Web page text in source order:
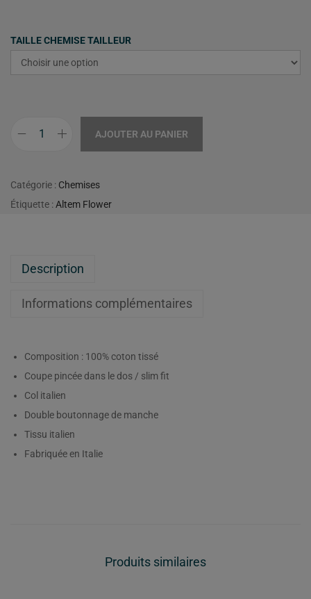
TAILLE CHEMISE TAILLEUR
AJOUTER AU PANIER
Catégorie : Chemises
Étiquette : Altem Flower
Description
Informations complémentaires
Composition : 100% coton tissé
Coupe pincée dans le dos / slim fit
Col italien
Double boutonnage de manche
Tissu italien
Fabriquée en Italie
Produits similaires